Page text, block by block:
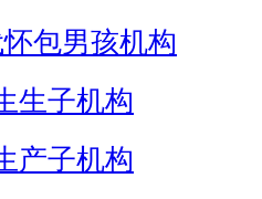
包男孩机构
生子机构
产子机构